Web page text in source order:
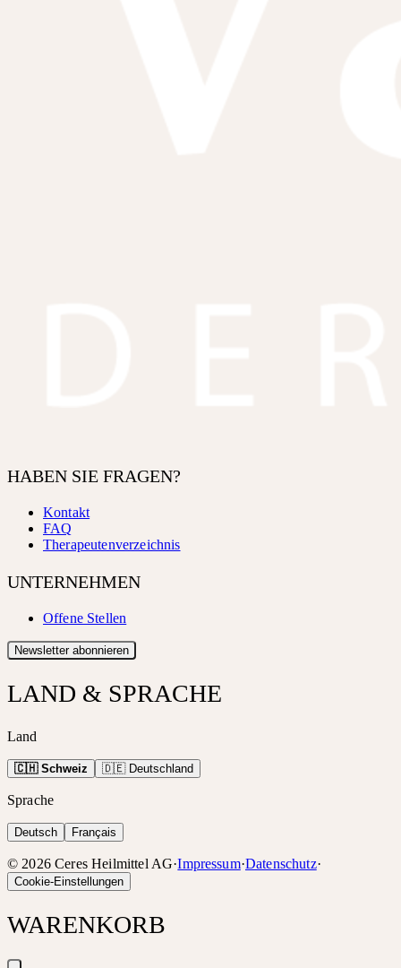
HABEN SIE FRAGEN?
Kontakt
FAQ
Therapeutenverzeichnis
UNTERNEHMEN
Offene Stellen
Newsletter abonnieren
LAND & SPRACHE
Land
🇨🇭 Schweiz 🇩🇪 Deutschland
Sprache
Deutsch Français
© 2026 Ceres Heilmittel AG·Impressum·Datenschutz·
Cookie-Einstellungen
WARENKORB